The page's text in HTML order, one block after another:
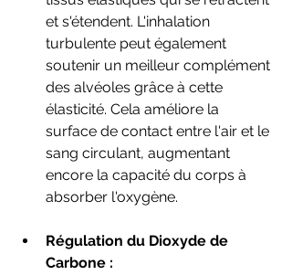
et s'étendent. L'inhalation
turbulente peut également
soutenir un meilleur complément
des alvéoles grâce à cette
élasticité. Cela améliore la
surface de contact entre l'air et le
sang circulant, augmentant
encore la capacité du corps à
absorber l'oxygène.
Régulation du Dioxyde de
Carbone :